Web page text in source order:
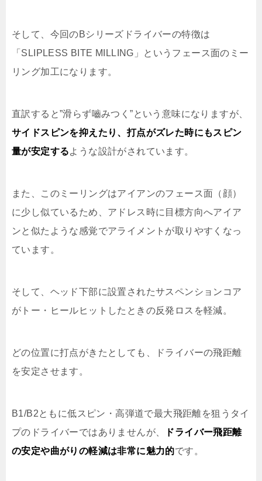
そして、今回のBシリーズドライバーの特徴は
「SLIPLESS BITE MILLING」というフェース面のミー
リング加工になります。
直訳すると”滑らず嚙みつく”という意味になりますが、
サイドスピンを抑えたり、打点がズレた時にもスピン
量が安定するような設計がされています。
また、このミーリングはアイアンのフェース面（顔）
に少し似ているため、アドレス時に目標方向へアイア
ンと似たような感覚でアライメントが取りやすくなっ
ています。
そして、ヘッド下部に設置されたサスペンションコア
がトー・ヒールヒットしたときの反発ロスを軽減。
どの位置に打点がきたとしても、ドライバーの飛距離
を安定させます。
B1/B2ともに低スピン・高弾道で最大飛距離を狙うタイ
プのドライバーではありませんが、
ドライバー飛距離
の安定や曲がりの軽減は非常に魅力的です。